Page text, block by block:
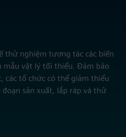
thử nghiệm tương tác các biến
mẫu vật lý tối thiểu. Đảm bảo
các tổ chức có thể giảm thiểu
sản xuất, lắp ráp và thử